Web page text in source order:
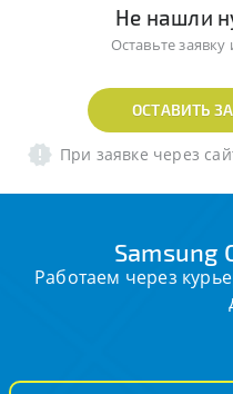
Не нашли
Оставьте
ОСТАВИТЬ
При заявке через
Samsung
Работаем через